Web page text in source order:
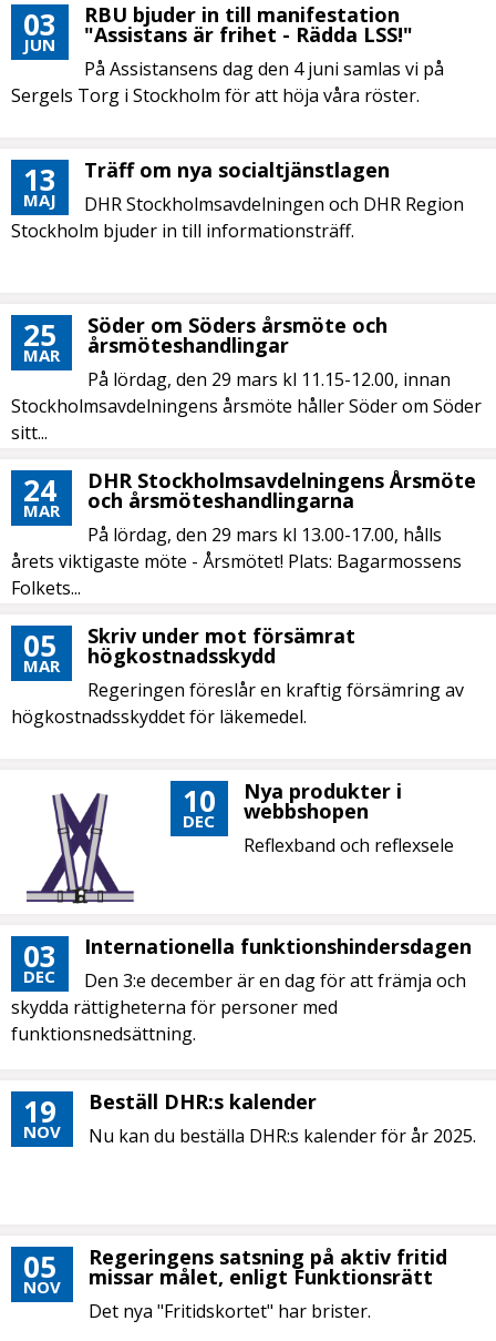
03
JUN
RBU bjuder in till manifestation
"Assistans är frihet - Rädda LSS!"
På Assistansens dag den 4 juni samlas vi på
Sergels Torg i Stockholm för att höja våra röster.
13
MAJ
Träff om nya socialtjänstlagen
DHR Stockholmsavdelningen och DHR Region
Stockholm bjuder in till informationsträff.
25
MAR
Söder om Söders årsmöte och
årsmöteshandlingar
På lördag, den 29 mars kl 11.15-12.00, innan
Stockholmsavdelningens årsmöte håller Söder om Söder
sitt...
24
MAR
DHR Stockholmsavdelningens Årsmöte
och årsmöteshandlingarna
På lördag, den 29 mars kl 13.00-17.00, hålls
årets viktigaste möte - Årsmötet! Plats: Bagarmossens
Folkets...
05
MAR
Skriv under mot försämrat
högkostnadsskydd
Regeringen föreslår en kraftig försämring av
högkostnadsskyddet för läkemedel.
10
DEC
Nya produkter i
webbshopen
Reflexband och reflexsele
03
DEC
Internationella funktionshindersdagen
Den 3:e december är en dag för att främja och
skydda rättigheterna för personer med
funktionsnedsättning.
19
NOV
Beställ DHR:s kalender
Nu kan du beställa DHR:s kalender för år 2025.
05
NOV
Regeringens satsning på aktiv fritid
missar målet, enligt Funktionsrätt
Det nya "Fritidskortet" har brister.